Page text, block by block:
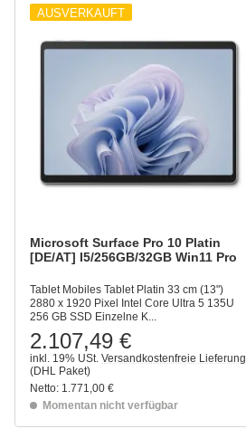
AUSVERKAUFT
Microsoft Surface Pro 10 Platin
[DE/AT] I5/256GB/32GB Win11 Pro
Tablet Mobiles Tablet Platin 33 cm (13")
2880 x 1920 Pixel Intel Core Ultra 5 135U
256 GB SSD Einzelne K...
2.107,49 €
inkl. 19% USt. Versandkostenfreie Lieferung
(DHL Paket)
Netto: 1.771,00 €
Momentan nicht verfügbar